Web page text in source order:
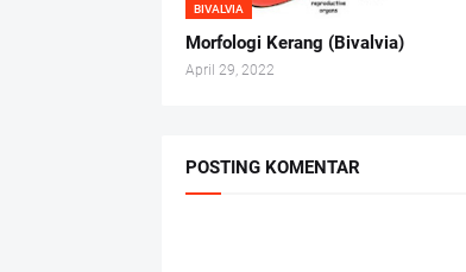
BIVALVIA
Morfologi Kerang (Bivalvia)
April 29, 2022
POSTING KOMENTAR